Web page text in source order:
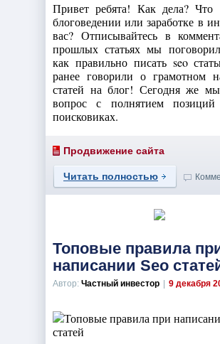
Привет ребята! Как дела? Что
блоговедении или заработке в
вас? Отписывайтесь в
прошлых статьях мы
как правильно писать seo
ранее говорили о грамотном
статей на блог! Сегодня же
вопрос с полнятием
поисковиках.
Продвижение сайта
Читать полностью
Топовые правила
написании Seo
Автор: Частный инвестор 9 декабря